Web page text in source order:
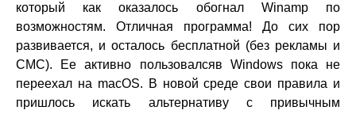
который как оказалось обогнал Winamp по
возможностям. Отличная программа! До сих пор
развивается, и осталось бесплатной (без рекламы и
СМС). Ее активно пользовалсяв Windows пока не
переехал на macOS. В новой среде свои правила и
пришлось искать альтернативу с привычным